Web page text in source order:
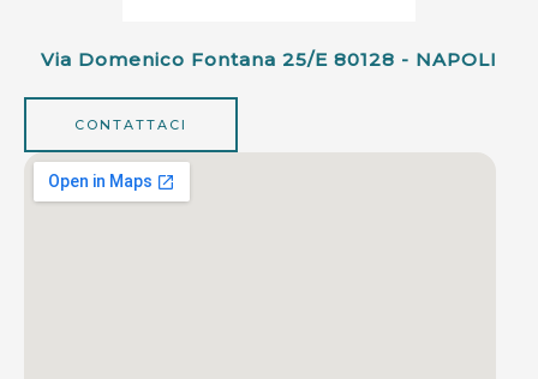
Via Domenico Fontana 25/e 80128 - NAPOLI
CONTATTACI